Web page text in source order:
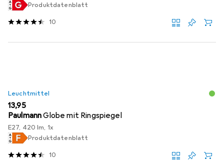
Produktdatenblatt
10
Leuchtmittel
EUR
13,95
PaulmannGlobe mit Ringspiegel
E27, 420 lm, 1x
Produktdatenblatt
10